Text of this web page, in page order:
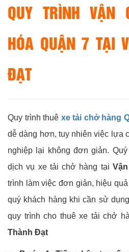
QUY TRÌNH VẬN
HÓA QUẬN 7 TẠI
ĐẠT
Quy trình thuê xe tải chở hàng
dễ dàng hơn, tuy nhiên việc lựa
nghiệp lại không đơn giản.
dịch vụ xe tải chở hàng tại
trình làm việc đơn giản, hiệu
quý khách hàng khi cần sử
quy trình cho thuê xe tải chở
Thành Đạt